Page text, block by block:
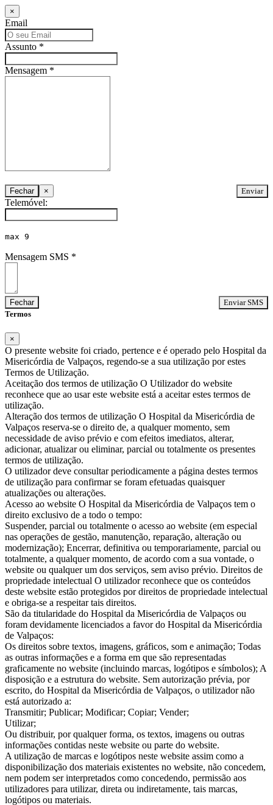
×
Email
Assunto *
Mensagem *
Fechar ×
Telemóvel:
max 9
Mensagem SMS *
Fechar
Termos
×
O presente website foi criado, pertence e é operado pelo Hospital da
Misericórdia de Valpaços, regendo-se a sua utilização por estes
Termos de Utilização.
Aceitação dos termos de utilização O Utilizador do website
reconhece que ao usar este website está a aceitar estes termos de
utilização.
Alteração dos termos de utilização O Hospital da Misericórdia de
Valpaços reserva-se o direito de, a qualquer momento, sem
necessidade de aviso prévio e com efeitos imediatos, alterar,
adicionar, atualizar ou eliminar, parcial ou totalmente os presentes
termos de utilização.
O utilizador deve consultar periodicamente a página destes termos
de utilização para confirmar se foram efetuadas quaisquer
atualizações ou alterações.
Acesso ao website O Hospital da Misericórdia de Valpaços tem o
direito exclusivo de a todo o tempo:
Suspender, parcial ou totalmente o acesso ao website (em especial
nas operações de gestão, manutenção, reparação, alteração ou
modernização); Encerrar, definitiva ou temporariamente, parcial ou
totalmente, a qualquer momento, de acordo com a sua vontade, o
website ou qualquer um dos serviços, sem aviso prévio. Direitos de
propriedade intelectual O utilizador reconhece que os conteúdos
deste website estão protegidos por direitos de propriedade intelectual
e obriga-se a respeitar tais direitos.
São da titularidade do Hospital da Misericórdia de Valpaços ou
foram devidamente licenciados a favor do Hospital da Misericórdia
de Valpaços:
Os direitos sobre textos, imagens, gráficos, som e animação; Todas
as outras informações e a forma em que são representadas
graficamente no website (incluindo marcas, logótipos e símbolos); A
disposição e a estrutura do website. Sem autorização prévia, por
escrito, do Hospital da Misericórdia de Valpaços, o utilizador não
está autorizado a:
Transmitir; Publicar; Modificar; Copiar; Vender;
Utilizar;
Ou distribuir, por qualquer forma, os textos, imagens ou outras
informações contidas neste website ou parte do website.
A utilização de marcas e logótipos neste website assim como a
disponibilização dos materiais existentes no website, não concedem,
nem podem ser interpretados como concedendo, permissão aos
utilizadores para utilizar, direta ou indiretamente, tais marcas,
logótipos ou materiais.